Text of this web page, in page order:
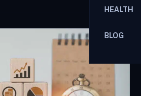
HEALTH
BLOG